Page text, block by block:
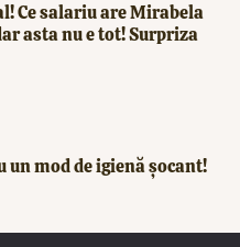
Ce salariu are Mirabela
asta nu e tot! Surpriza
mod de igienă șocant!